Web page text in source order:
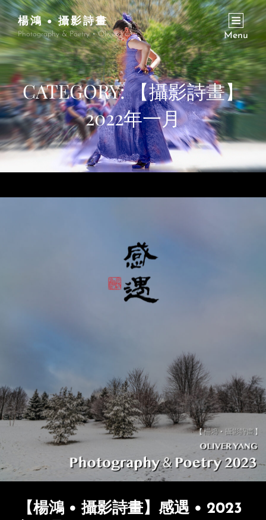
楊鴻 • 攝影詩畫
Photography & Poetry • Oliver Yang Menu
CATEGORY:【攝影詩畫】
2022年一月
【楊鴻 • 攝影詩畫】感遇 • 2023